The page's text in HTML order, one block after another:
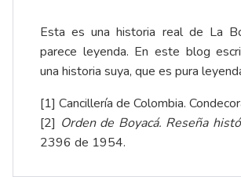
Esta es una historia real de La
parece leyenda. En este blog
una historia suya, que es pura
[1] Cancillería de Colombia.
[2] Orden de Boyacá. Reseña
2396 de 1954.